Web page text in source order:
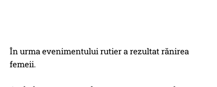
În urma evenimentului rutier a rezultat rănirea
femeii.